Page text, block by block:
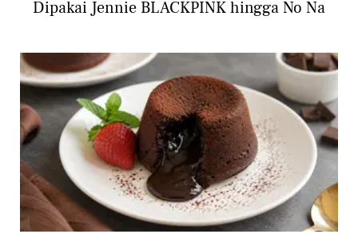
Dipakai Jennie BLACKPINK hingga No Na